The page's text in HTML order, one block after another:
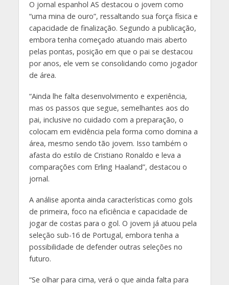
O jornal espanhol AS destacou o jovem como
“uma mina de ouro”, ressaltando sua força física e
capacidade de finalização. Segundo a publicação,
embora tenha começado atuando mais aberto
pelas pontas, posição em que o pai se destacou
por anos, ele vem se consolidando como jogador
de área.
“Ainda lhe falta desenvolvimento e experiência,
mas os passos que segue, semelhantes aos do
pai, inclusive no cuidado com a preparação, o
colocam em evidência pela forma como domina a
área, mesmo sendo tão jovem. Isso também o
afasta do estilo de Cristiano Ronaldo e leva a
comparações com Erling Haaland”, destacou o
jornal.
A análise aponta ainda características como gols
de primeira, foco na eficiência e capacidade de
jogar de costas para o gol. O jovem já atuou pela
seleção sub-16 de Portugal, embora tenha a
possibilidade de defender outras seleções no
futuro.
“Se olhar para cima, verá o que ainda falta para